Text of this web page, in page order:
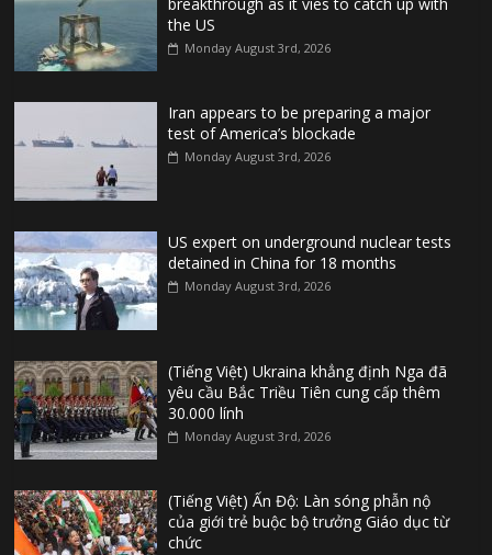
the US
Monday August 3rd, 2026
Iran appears to be preparing a major
test of America’s blockade
Monday August 3rd, 2026
US expert on underground nuclear tests
detained in China for 18 months
Monday August 3rd, 2026
(Tiếng Việt) Ukraina khẳng định Nga đã
yêu cầu Bắc Triều Tiên cung cấp thêm
30.000 lính
Monday August 3rd, 2026
(Tiếng Việt) Ấn Độ: Làn sóng phẫn nộ
của giới trẻ buộc bộ trưởng Giáo dục từ
chức